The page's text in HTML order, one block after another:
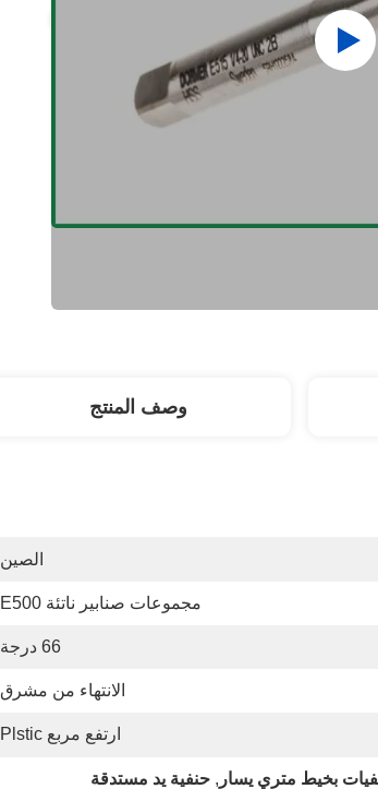
وصف المنتج
الصين
مجموعات صنابير ناتئة E500
66 درجة
الانتهاء من مشرق
ارتفع مربع Plstic
بخيط متري يسار , حنفية يد مستدقة